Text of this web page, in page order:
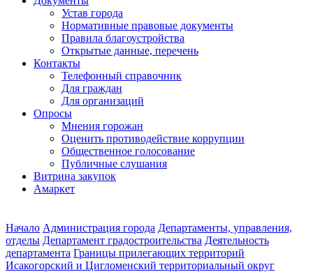
Устав города
Нормативные правовые документы
Правила благоустройства
Открытые данные, перечень
Контакты
Телефонный справочник
Для граждан
Для организаций
Опросы
Мнения горожан
Оценить противодействие коррупции
Общественное голосование
Публичные слушания
Витрина закупок
Амаркет
Начало Администрация города Департаменты, управления,
отделы Департамент градостроительства Деятельность
департамента Границы прилегающих территорий
Исакогорский и Цигломенский территориальный округ